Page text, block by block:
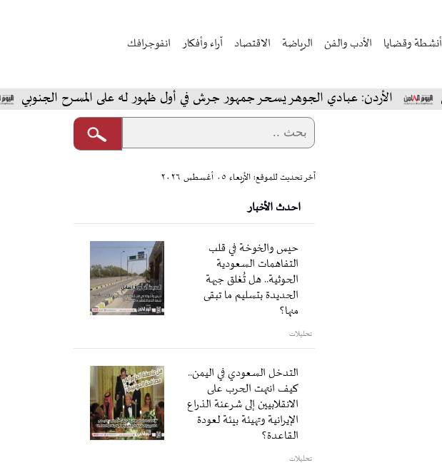
أنشطة وقضايا الأدب والفن الرياضة الاقتصاد آراء وأفكار انفوجرافك
الأردن: عبادي الجوهر يسحر جمهور جرش في أول ظهور له على المسرح الجنوبي
آخر تحديث للموقع: الأربعاء ٠٥ أغسطس ٢٠٢٦
احدث الأخبار
حيس والخوخة في قلب
التفاهمات السعودية
الحوثية.. هل تُغلق جبهة
الحديدة بتسليم ما تبقى
منها؟
تحليلات
التدخل السعودي في اليمن..
كيف انتهت الحرب على
الانقلابيين إلى شرعنة الذراع
الإيرانية وتهيئة بيئة لعودة
القاعدة؟
تحليلات